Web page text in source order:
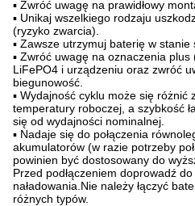
▪ Zwróć uwagę na prawidłowy
▪ Unikaj wszelkiego rodzaju
(ryzyko zwarcia).
▪ Zawsze utrzymuj baterię w stanie
▪ Zwróć uwagę na oznaczenia
LiFePO4 i urządzeniu oraz zwróć
biegunowość.
▪ Wydajność cyklu może się różnić
temperatury roboczej, a szybkość
się od wydajności nominalnej.
▪ Nadaje się do połączenia
akumulatorów (w razie potrzeby
powinien być dostosowany do
Przed podłączeniem doprowadź
naładowania.Nie należy łączyć
różnych typów.